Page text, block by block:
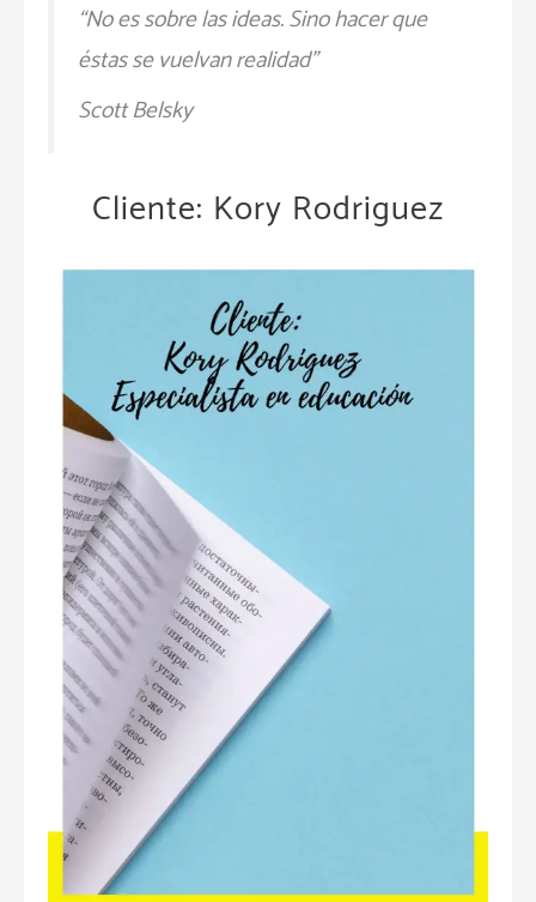
“No es sobre las ideas. Sino hacer que
éstas se vuelvan realidad”
Scott Belsky
Cliente: Kory Rodriguez